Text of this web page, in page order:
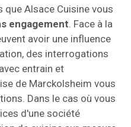
Alsace Cuisine vous
engagement. Face à la
avoir une influence
des interrogations
entrain et
de Marckolsheim vous
Dans le cas où vous
d'une société